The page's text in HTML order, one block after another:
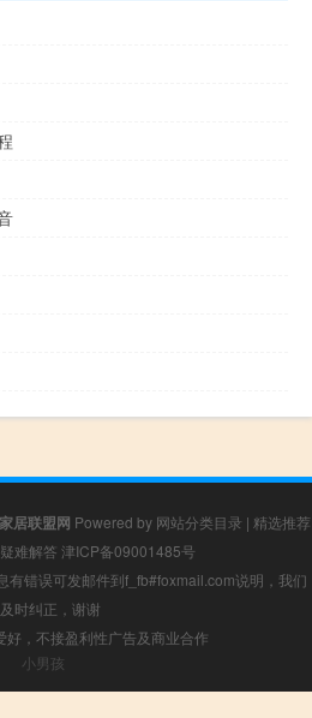
居联盟网 Powered by 网站分类目录 | 精选推荐
疑难解答 津ICP备09001485号
有错误可发邮件到f_fb#foxmail.com说明，我们
时纠正，谢谢
好，不接盈利性广告及商业合作
小男孩